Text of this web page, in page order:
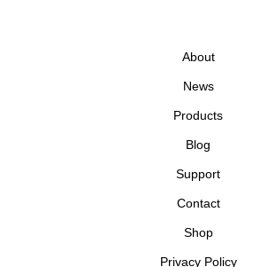
About
News
Products
Blog
Support
Contact
Shop
Privacy Policy